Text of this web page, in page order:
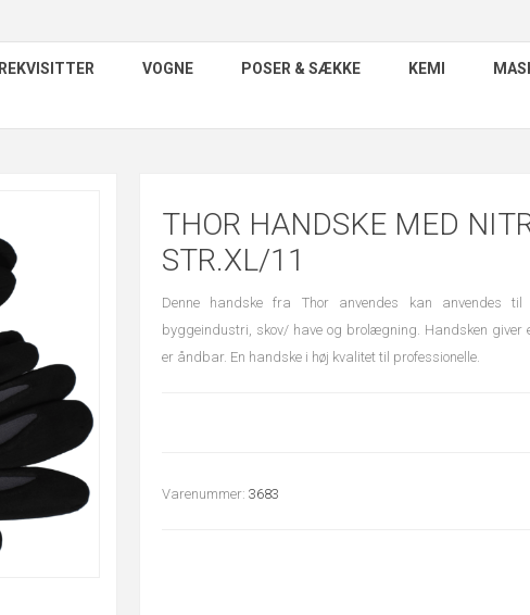
REKVISITTER VOGNE POSER & SÆKKE KEMI
THOR HANDSKE MED
STR.XL/11
Denne handske fra Thor anvendes kan anvendes
byggeindustri, skov/ have og brolægning. Handsken giver
er åndbar. En handske i høj kvalitet til professionelle.
Varenummer: 3683